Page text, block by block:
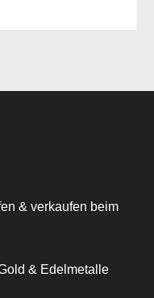
& verkaufen beim
& Edelmetalle